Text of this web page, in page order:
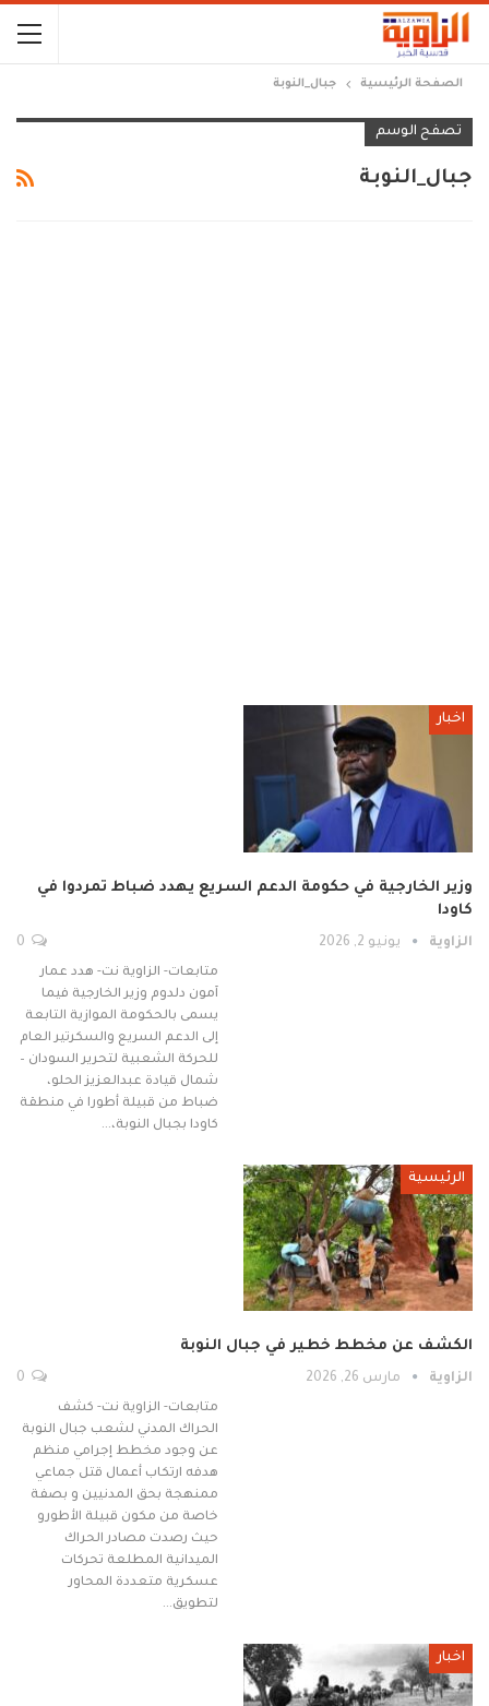
الصفحة الرئيسية جبال_النوبة
تصفح الوسم
جبال_النوبة
اخبار
وزير الخارجية في حكومة الدعم السريع يهدد ضباط تمردوا في
كاودا
الزاوية يونيو 2, 2026
متابعات- الزاوية نت- هدد عمار
آمون دلدوم وزير الخارجية فيما
يسمى بالحكومة الموازية التابعة
إلى الدعم السريع والسكرتير العام
للحركة الشعبية لتحرير السودان –
شمال قيادة عبدالعزيز الحلو،
ضباط من قبيلة أطورا في منطقة
كاودا بجبال النوبة،…
الرئيسية
الكشف عن مخطط خطير في جبال النوبة
الزاوية مارس 26, 2026
متابعات- الزاوية نت- كشف
الحراك المدني لشعب جبال النوبة
عن وجود مخطط إجرامي منظم
هدفه ارتكاب أعمال قتل جماعي
ممنهجة بحق المدنيين و بصفة
خاصة من مكون قبيلة الأطورو
حيث رصدت مصادر الحراك
الميدانية المطلعة تحركات
عسكرية متعددة المحاور
لتطويق…
اخبار